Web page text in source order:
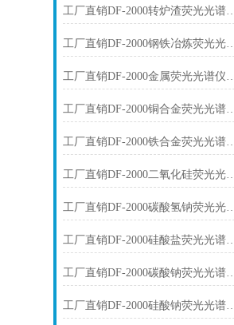
工厂直销DF-2000转炉渣荧
工厂直销DF-2000钢铁冶炼荧
工厂直销DF-2000金属
工厂直销DF-2000铜合金荧
工厂直销DF-2000铁合金荧
工厂直销DF-2000二氧化硅荧
工厂直销DF-2000碳酸氢钠荧
工厂直销DF-2000硅酸盐荧
工厂直销DF-2000碳酸钠荧
工厂直销DF-2000硅酸钠荧